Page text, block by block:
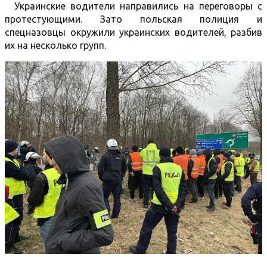
Украинские водители направились на переговоры с
протестующими. Зато польская полиция и
спецназовцы окружили украинских водителей, разбив
их на несколько групп.